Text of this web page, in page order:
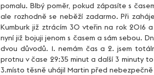
pomalu. Blbý poměr, pokud zápasíte s
ale rozhodně se neběží zadarmo. Při
Kumburk již ztrácím 30 vteřin na rok 2016
nyní již bojuji jenom s časem a sám sebou.
dvou důvodů. 1. nemám čas a 2. jsem
protnu v čase 29:35 minut a další 3 minuty
3.místo těsně uhájil Martin před nebezpečně